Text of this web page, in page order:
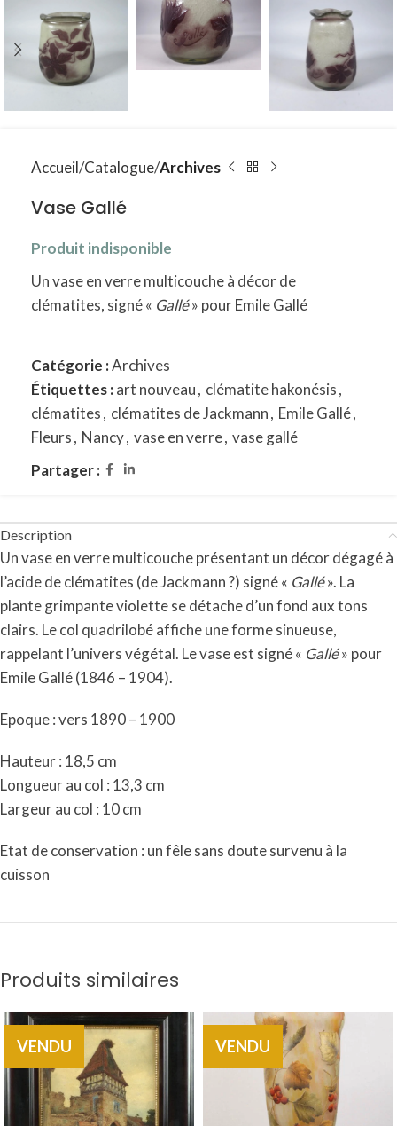
Accueil Catalogue Archives
Vase Gallé
Produit indisponible
Un vase en verre multicouche à décor de
clématites, signé « Gallé» pour Emile Gallé
Catégorie :Archives
Étiquettes :art nouveau, clématite hakonésis,
clématites, clématites de Jackmann, Emile Gallé,
Fleurs, Nancy, vase en verre, vase gallé
Partager :
Description
Un vase en verre multicouche présentant un décor dégagé à
l’acide de clématites (de Jackmann ?) signé « Gallé». La
plante grimpante violette se détache d’un fond aux tons
clairs. Le col quadrilobé affiche une forme sinueuse,
rappelant l’univers végétal. Le vase est signé « Gallé» pour
Emile Gallé (1846 – 1904).
Epoque : vers 1890 – 1900
Hauteur : 18,5 cm
Longueur au col : 13,3 cm
Largeur au col : 10 cm
Etat de conservation : un fêle sans doute survenu à la
cuisson
Produits similaires
VENDU VENDU